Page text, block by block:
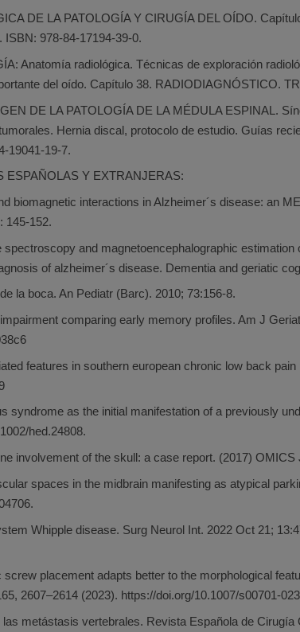
DE LA PATOLOGÍA Y CIRUGÍA DEL OÍDO.
ISBN: 978-84-17194-39-0.
Anatomía radiológica. Técnicas de exploración
del oído. Capítulo 38. RADIODIAGNÓSTICO.
DE LA PATOLOGÍA DE LA MÉDULA ESPINAL.
Hernia discal, protocolo de estudio. Guías
19041-19-7.
ESPAÑOLAS Y EXTRANJERAS:
biomagnetic interactions in Alzheimer´s disease: an
145-152.
spectroscopy and magnetoencephalographic
of alzheimer´s disease. Dementia and geriatic
la boca. An Pediatr (Barc). 2010; 73:156-8.
comparing early memory profiles. Am J
features in southern european chronic low back
syndrome as the initial manifestation of a previously
hed.24808.
involvement of the skull: a case report. (2017)
spaces in the midbrain manifesting as atypical
Whipple disease. Surg Neurol Int. 2022 Oct 21;
screw placement adapts better to the morphological
2607–2614 (2023). https://doi.org/10.1007/s00701-
las metástasis vertebrales. Revista Española de